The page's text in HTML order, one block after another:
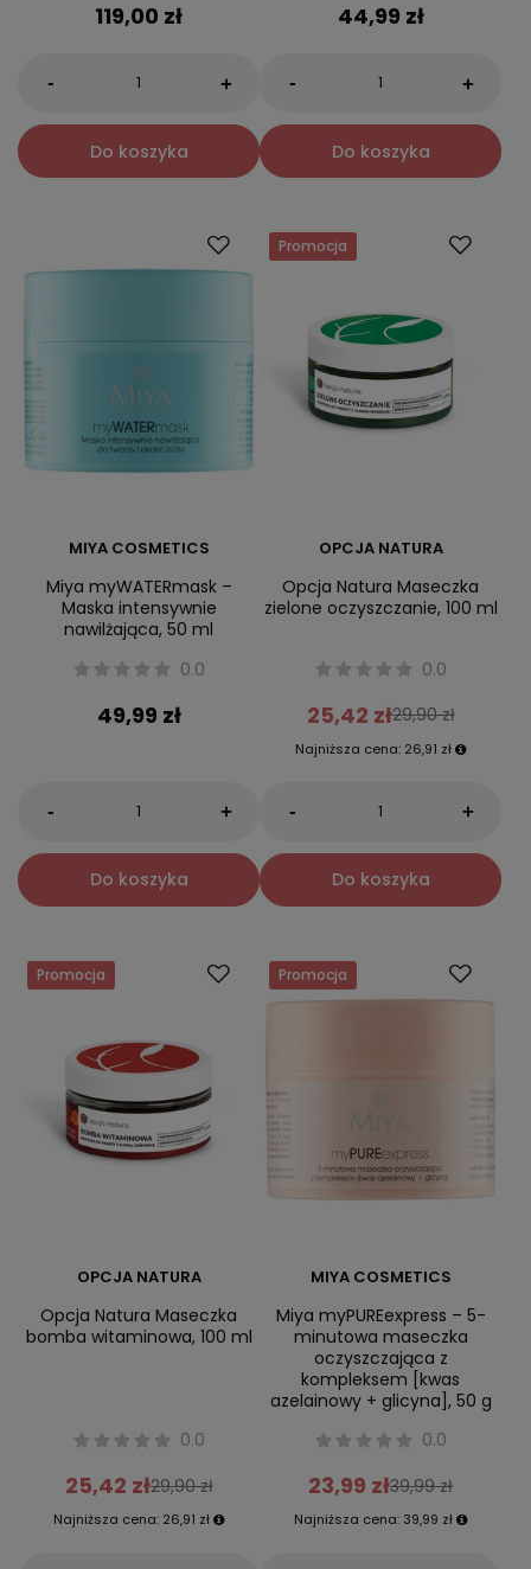
119,00 zł
- +
Do koszyka
44,99 zł
- +
Do koszyka
MIYA COSMETICS
Miya myWATERmask –
Maska intensywnie
nawilżająca, 50 ml
0.0
49,99 zł
- +
Do koszyka
Promocja
OPCJA NATURA
Opcja Natura Maseczka
zielone oczyszczanie, 100 ml
0.0
25,42 zł29,90 zł
Najniższa cena: 26,91 zł
- +
Do koszyka
Promocja
OPCJA NATURA
Opcja Natura Maseczka
bomba witaminowa, 100 ml
0.0
25,42 zł29,90 zł
Najniższa cena: 26,91 zł
Promocja
MIYA COSMETICS
Miya myPUREexpress – 5-
minutowa maseczka
oczyszczająca z
kompleksem [kwas
azelainowy + glicyna], 50 g
0.0
23,99 zł39,99 zł
Najniższa cena: 39,99 zł